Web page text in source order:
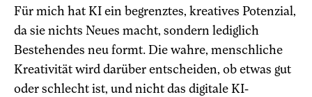
Für mich hat KI ein begrenztes, kreatives Potenzial,
da sie nichts Neues macht, sondern lediglich
Bestehendes neu formt. Die wahre, menschliche
Kreativität wird darüber entscheiden, ob etwas gut
oder schlecht ist, und nicht das digitale KI-